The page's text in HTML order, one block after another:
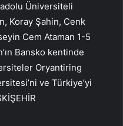
Üniversiteli
Koray Şahin, Cenk
Cem Ataman 1-5
Bansko kentinde
Oryantiring
ve Türkiye’yi